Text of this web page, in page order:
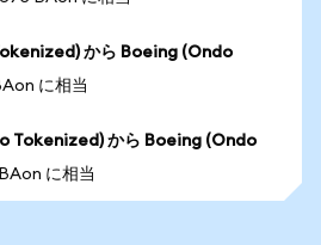
から Boeing (Ondo
に相当
Tokenized) から Boeing (Ondo
に相当